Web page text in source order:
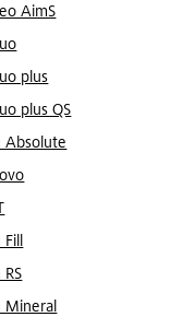
AimS
plus
plus QS
Absolute
Fill
Mineral